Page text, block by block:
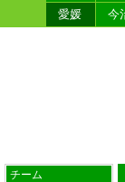
愛媛
今
チーム